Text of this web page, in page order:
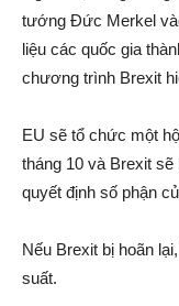
tướng Đức Merkel
liệu các quốc gia
chương trình Brexit
EU sẽ tổ chức một
tháng 10 và Brexit
quyết định số phận
Nếu Brexit bị hoãn
suất.